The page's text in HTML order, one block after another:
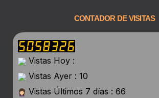
CONTADOR DE VISITAS
Vistas Hoy :
Vistas Ayer : 10
Vistas Últimos 7 días : 66